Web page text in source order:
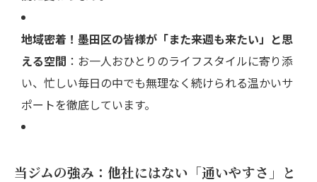
地域密着！墨田区の皆様が「また来週も来たい」と思
える空間 ：お一人おひとりのライフスタイルに寄り添
い、忙しい毎日の中でも無理なく続けられる温かいサ
ポートを徹底しています。
当ジムの強み：他社にはない「通いやすさ」と